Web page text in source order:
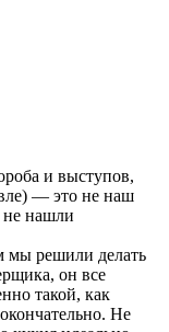
и выступов,
— это не наш
нашли
мы решили делать
он все
такой, как
Не